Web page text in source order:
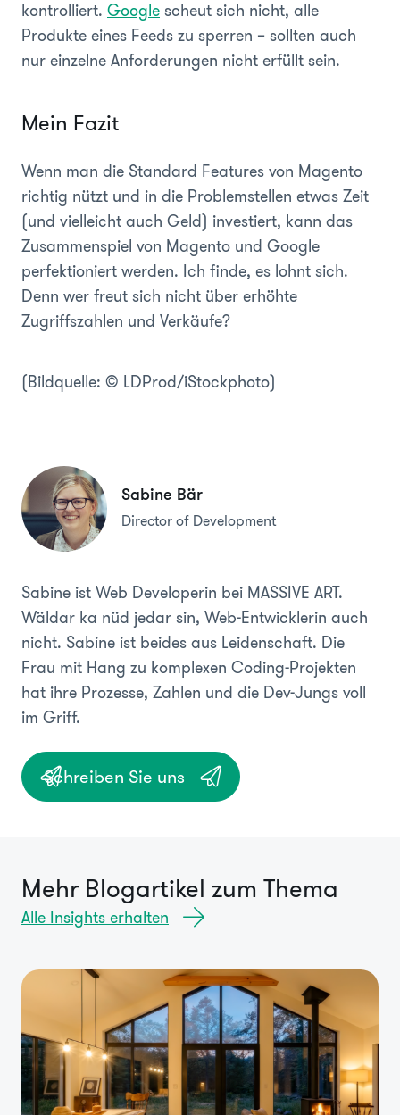
kontrolliert. Googlescheut sich nicht, alle
Produkte eines Feeds zu sperren – sollten auch
nur einzelne Anforderungen nicht erfüllt sein.
Mein Fazit
Wenn man die Standard Features von Magento
richtig nützt und in die Problemstellen etwas Zeit
(und vielleicht auch Geld) investiert, kann das
Zusammenspiel von Magento und Google
perfektioniert werden. Ich finde, es lohnt sich.
Denn wer freut sich nicht über erhöhte
Zugriffszahlen und Verkäufe?
(Bildquelle: © LDProd/iStockphoto)
Sabine Bär
Director of Development
Sabine ist Web Developerin bei MASSIVE ART.
Wäldar ka nüd jedar sin, Web-Entwicklerin auch
nicht. Sabine ist beides aus Leidenschaft. Die
Frau mit Hang zu komplexen Coding-Projekten
hat ihre Prozesse, Zahlen und die Dev-Jungs voll
im Griff.
Schreiben Sie uns
Mehr Blogartikel zum Thema
Alle Insights erhalten